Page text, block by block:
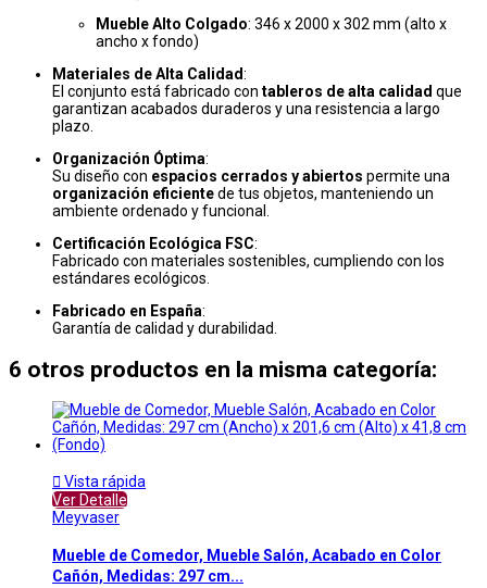
Mueble Alto Colgado: 346 x 2000 x 302 mm (alto x
ancho x fondo)
Materiales de Alta Calidad:
El conjunto está fabricado con tableros de alta calidad que
garantizan acabados duraderos y una resistencia a largo
plazo.
Organización Óptima:
Su diseño con espacios cerrados y abiertos permite una
organización eficientede tus objetos, manteniendo un
ambiente ordenado y funcional.
Certificación Ecológica FSC:
Fabricado con materiales sostenibles, cumpliendo con los
estándares ecológicos.
Fabricado en España:
Garantía de calidad y durabilidad.
6 otros productos en la misma categoría:
 Vista rápida
Ver Detalle
Meyvaser
Mueble de Comedor, Mueble Salón, Acabado en Color
Cañón, Medidas: 297 cm...